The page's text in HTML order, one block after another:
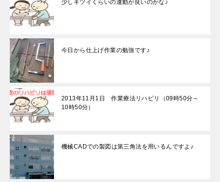
少しキツイくらいの運動が良いのかな♪
今日から仕上げ作業の勉強です♪
2013年11月1日 作業療法リハビリ（09時50分～
10時50分）
機械CADでの製図は第三角法を用いるんですよ♪